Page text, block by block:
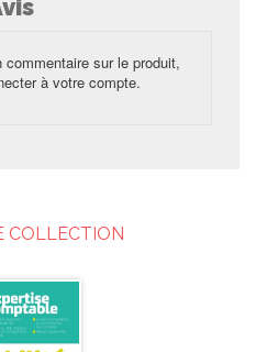
sur le produit,
à votre compte.
COLLECTION